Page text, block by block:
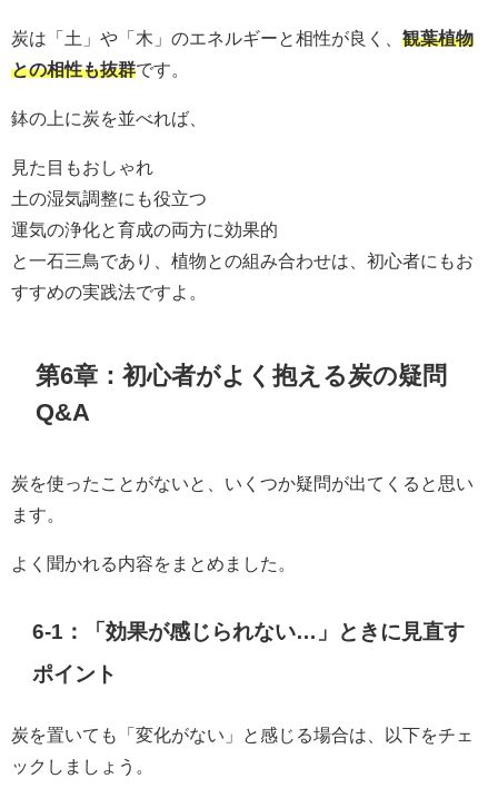
炭は「土」や「木」のエネルギーと相性が良く、 観葉植物
との相性も抜群です。
鉢の上に炭を並べれば、
見た目もおしゃれ
土の湿気調整にも役立つ
運気の浄化と育成の両方に効果的
と一石三鳥であり、植物との組み合わせは、初心者にもお
すすめの実践法ですよ。
第6章：初心者がよく抱える炭の疑問
Q&A
炭を使ったことがないと、いくつか疑問が出てくると思い
ます。
よく聞かれる内容をまとめました。
6-1：「効果が感じられない…」ときに見直す
ポイント
炭を置いても「変化がない」と感じる場合は、以下をチェ
ックしましょう。